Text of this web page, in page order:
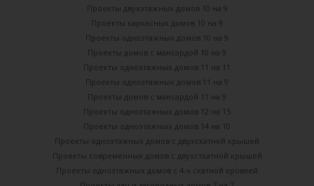
Проекты двухэтажных домов 10 на 9
Проекты каркасных домов 10 на 9
Проекты одноэтажных домов 10 на 9
Проекты домов с мансардой 10 на 9
Проекты одноэтажных домов 11 на 11
Проекты одноэтажных домов 11 на 9
Проекты домов с мансардой 11 на 9
Проекты одноэтажных домов 12 на 15
Проекты одноэтажных домов 14 на 10
Проекты одноэтажных домов с двухскатной крышей
Проекты современных домов с двухсткатной крышей
Проекты одноэтажных домов с 4-х скатной кровлей